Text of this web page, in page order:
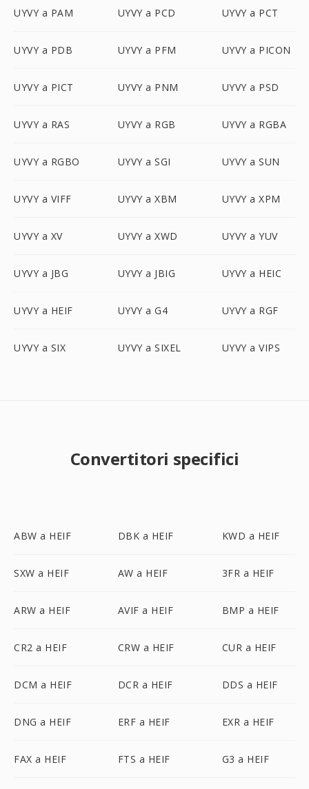
UYVY a PAM UYVY a PCD UYVY a PCT
UYVY a PDB UYVY a PFM UYVY a PICON
UYVY a PICT UYVY a PNM UYVY a PSD
UYVY a RAS UYVY a RGB UYVY a RGBA
UYVY a RGBO UYVY a SGI UYVY a SUN
UYVY a VIFF UYVY a XBM UYVY a XPM
UYVY a XV UYVY a XWD UYVY a YUV
UYVY a JBG UYVY a JBIG UYVY a HEIC
UYVY a HEIF UYVY a G4 UYVY a RGF
UYVY a SIX UYVY a SIXEL UYVY a VIPS
Convertitori specifici
ABW a HEIF DBK a HEIF KWD a HEIF
SXW a HEIF AW a HEIF 3FR a HEIF
ARW a HEIF AVIF a HEIF BMP a HEIF
CR2 a HEIF CRW a HEIF CUR a HEIF
DCM a HEIF DCR a HEIF DDS a HEIF
DNG a HEIF ERF a HEIF EXR a HEIF
FAX a HEIF FTS a HEIF G3 a HEIF